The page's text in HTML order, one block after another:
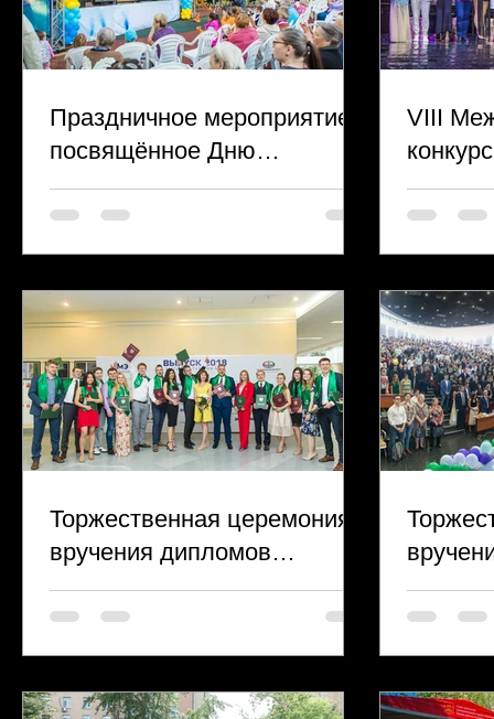
Праздничное мероприятие,
посвящённое Дню
Муниципального округа
Алексеевский
VIII
Торжественная церемония
вручения дипломов
магистрам экономического
факультета МГУ
им.М.В.Ломоносова